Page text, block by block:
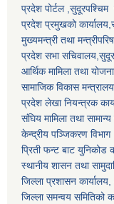
प्रदेश पोर्टल
प्रदेश प्रमुखको कार्यालय,
मुख्यमन्त्री तथा
प्रदेश सभा सचिवालय,
आर्थिक मामिला तथा
सामाजिक विकास मन्त्रालय
प्रदेश लेखा नियन्त्रक
संघिय मामिला तथा
केन्द्रीय पञ्जिकरण विभाग
प्रिती फन्ट बाट युनिकोड
स्थानीय शासन तथा
जिल्ला प्रशासन
जिल्ला समन्वय समितिको